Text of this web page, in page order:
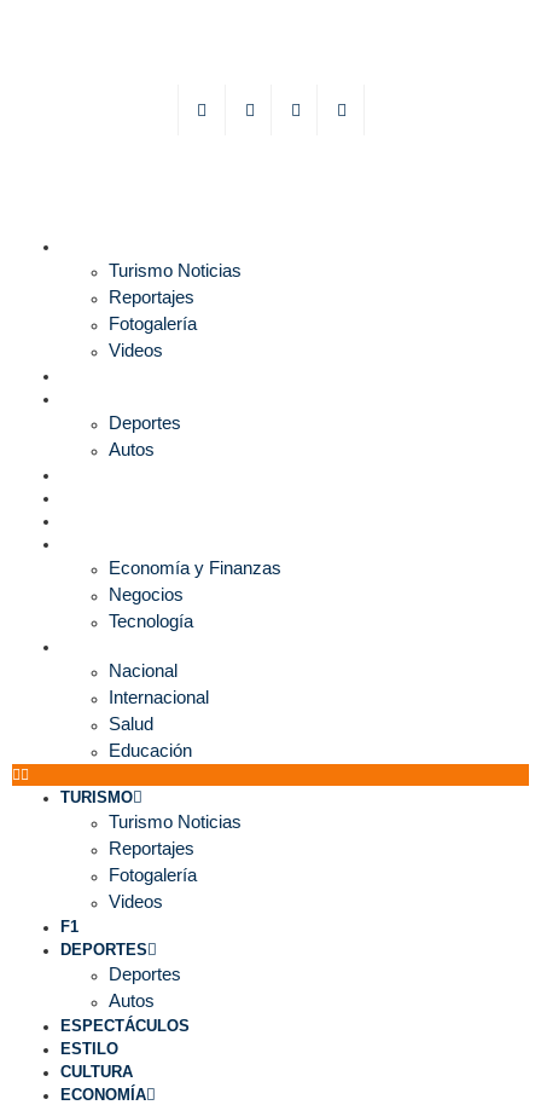
Turismo Noticias
Reportajes
Fotogalería
Videos
Deportes
Autos
Economía y Finanzas
Negocios
Tecnología
Nacional
Internacional
Salud
Educación
TURISMO
Turismo Noticias
Reportajes
Fotogalería
Videos
F1
DEPORTES
Deportes
Autos
ESPECTÁCULOS
ESTILO
CULTURA
ECONOMÍA